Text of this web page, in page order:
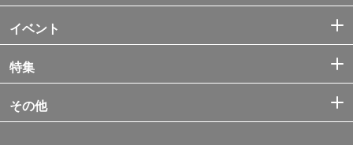
イベント
特集
その他